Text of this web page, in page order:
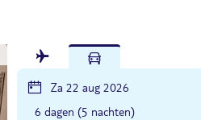
Za 22 aug 2026
6 dagen (5 nachten)